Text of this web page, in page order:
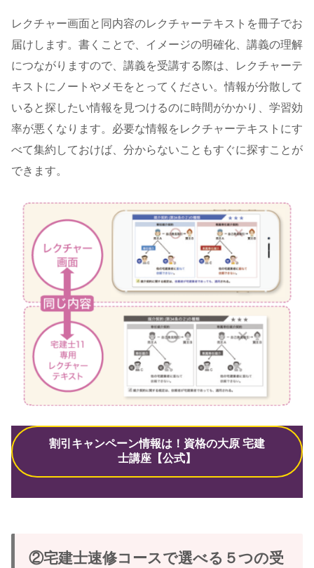
レクチャー画面と同内容のレクチャーテキストを冊子でお
届けします。書くことで、イメージの明確化、講義の理解
につながりますので、講義を受講する際は、レクチャーテ
キストにノートやメモをとってください。情報が分散して
いると探したい情報を見つけるのに時間がかかり、学習効
率が悪くなります。必要な情報をレクチャーテキストにす
べて集約しておけば、分からないこともすぐに探すことが
できます。
割引キャンペーン情報は！資格の大原 宅建
士講座【公式】
②宅建士速修コースで選べる５つの受